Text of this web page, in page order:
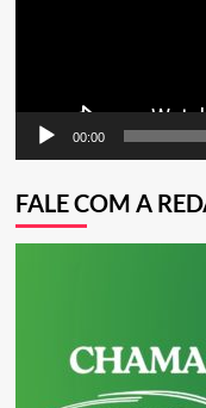
00:00
FALE COM A